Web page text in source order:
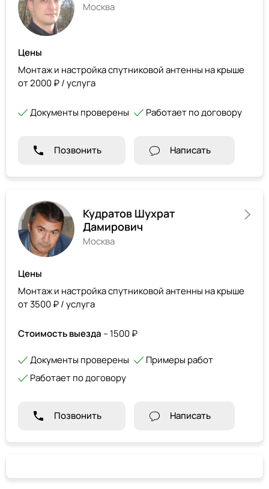
Москва
Цены
Монтаж и настройка спутниковой антенны на крыше
от 2000 ₽ / услуга
Документы проверены Работает по договору
Позвонить Написать
Кудратов Шухрат
Дамирович
Москва
Цены
Монтаж и настройка спутниковой антенны на крыше
от 3500 ₽ / услуга
Стоимость выезда – 1500 ₽
Документы проверены
Примеры работ
Работает по договору
Позвонить Написать